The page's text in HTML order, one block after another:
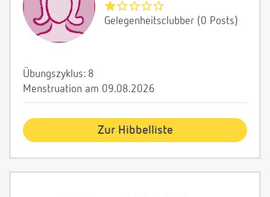
Gelegenheitsclubber (0 Posts)
Übungszyklus: 8
Menstruation am 09.08.2026
Zur Hibbelliste